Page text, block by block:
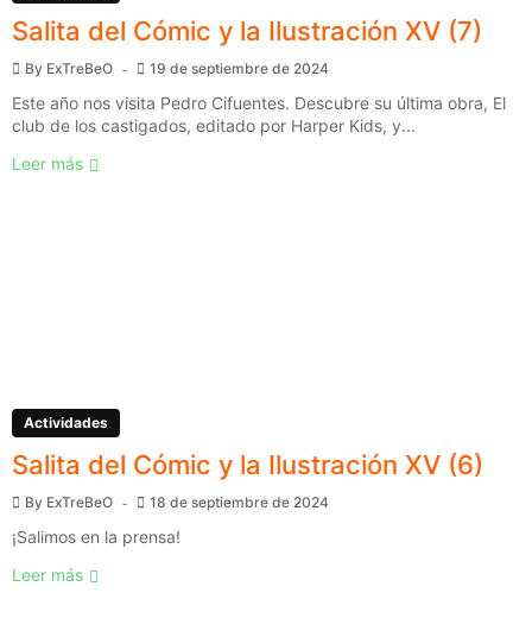
Salita del Cómic y la Ilustración XV (7)
By ExTreBeO 19 de septiembre de 2024
Este año nos visita Pedro Cifuentes. Descubre su última obra, El
club de los castigados, editado por Harper Kids, y...
Leer más
Actividades
Salita del Cómic y la Ilustración XV (6)
By ExTreBeO 18 de septiembre de 2024
¡Salimos en la prensa!
Leer más